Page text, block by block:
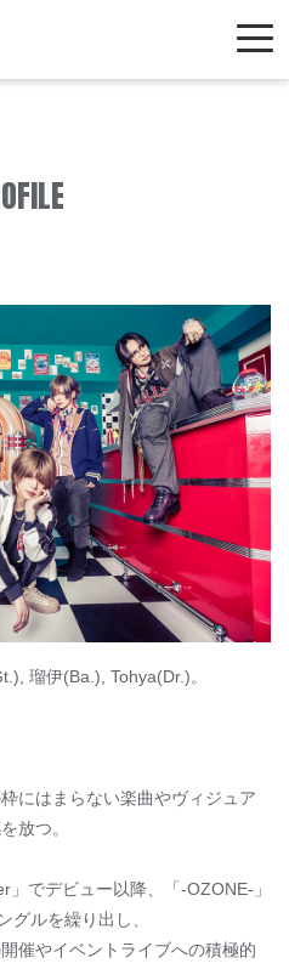
瑠伊(Ba.), Tohya(Dr.)。
にはまらない楽曲やヴィジュア
放つ。
でデビュー以降、「-OZONE-」
グルを繰り出し、
催やイベントライブへの積極的